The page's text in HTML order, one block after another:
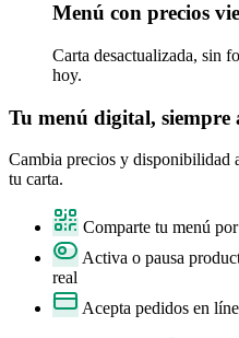
Menú con precios
Carta desactualizada, sin
hoy.
Tu menú digital, siempre
Cambia precios y
tu carta.
Comparte tu menú
Activa o pausa
real
Acepta pedidos en